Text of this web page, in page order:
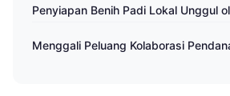
Penyiapan Benih Padi Lokal Unggul
Menggali Peluang Kolaborasi